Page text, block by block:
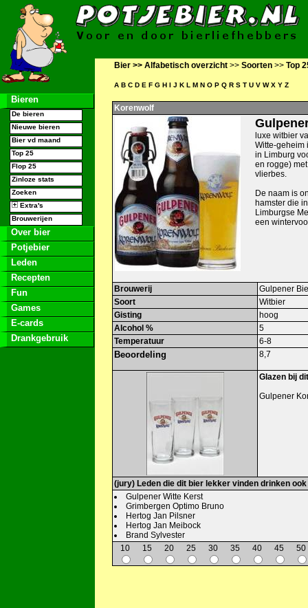
Bieren
De bieren
Nieuwe bieren
Bier vd maand
Top 25
Flop 25
Zinloze stats
Zoeken
Extra's
Brouwerijen
Over bier
Potjebier
Leden
Recepten
Fun
Games
E-cards
Drankgebruik
Bier >> Alfabetisch overzicht >> Soorten >> Top
A B C D E F G H I J K L M N O P Q R S T U V W X Y Z
Korenwolf
luxe witbier
Witte-geheim
in Limburg
en rogge)
vlierbes.
De naam is
hamster die
Limburgse
een
Brouwerij
Gulpener
Soort
Witbier
Gisting
hoog
Alcohol %
5
Temperatuur
6-8
Beoordeling 8,7
Glazen bij
Gulpener
(jury) Leden die dit bier lekker vinden drinken
Gulpener Witte Kerst
Grimbergen Optimo Bruno
Hertog Jan Pilsner
Hertog Jan Meibock
Brand Sylvester
10
15 20 25 30 35 40 45 50